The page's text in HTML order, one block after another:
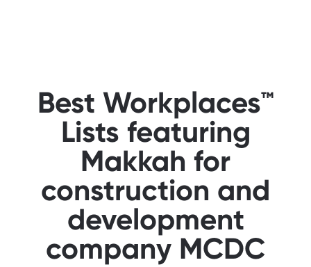
Best Workplaces™
Lists featuring
Makkah for
construction and
development
company MCDC